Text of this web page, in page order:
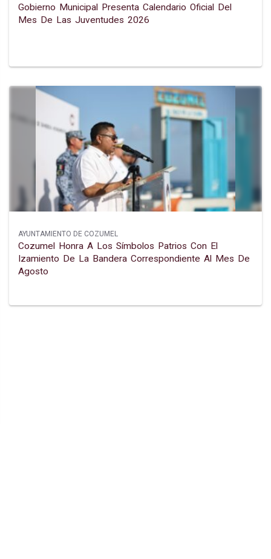
Gobierno Municipal Presenta Calendario Oficial Del
Mes De Las Juventudes 2026
AYUNTAMIENTO DE COZUMEL
Cozumel Honra A Los Símbolos Patrios Con El
Izamiento De La Bandera Correspondiente Al Mes De
Agosto